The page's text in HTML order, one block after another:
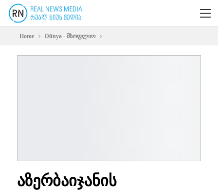
Home Dünya - მსოფლიო
აზერბაიჯანის